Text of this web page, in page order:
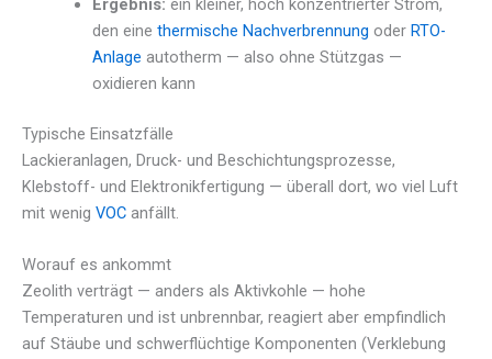
Ergebnis: ein kleiner, hoch konzentrierter Strom,
den eine thermische Nachverbrennung oder RTO-
Anlage autotherm — also ohne Stützgas —
oxidieren kann
Typische Einsatzfälle
Lackieranlagen, Druck- und Beschichtungsprozesse,
Klebstoff- und Elektronikfertigung — überall dort, wo viel Luft
mit wenig VOC anfällt.
Worauf es ankommt
Zeolith verträgt — anders als Aktivkohle — hohe
Temperaturen und ist unbrennbar, reagiert aber empfindlich
auf Stäube und schwerflüchtige Komponenten (Verklebung